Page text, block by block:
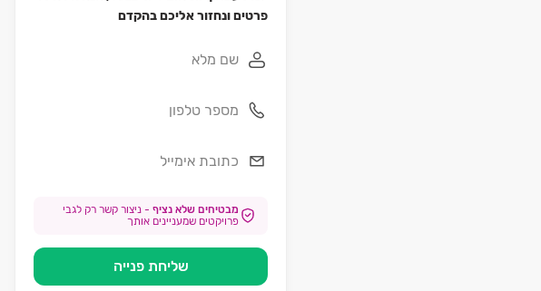
פרטים ונחזור אליכם בהקדם
מבטיחים שלא נציף - ניצור קשר רק לגבי
פרויקטים שמעניינים אותך
שליחת פנייה